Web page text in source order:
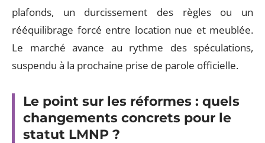
plafonds, un durcissement des règles ou un
rééquilibrage forcé entre location nue et meublée.
Le marché avance au rythme des spéculations,
suspendu à la prochaine prise de parole officielle.
Le point sur les réformes : quels
changements concrets pour le
statut LMNP ?